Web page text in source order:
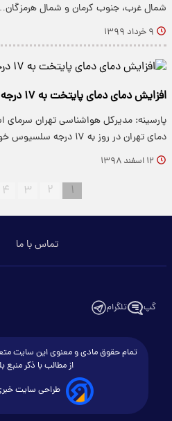
شمال غرب، جنوب کرمان و شمال
۹ خرداد ۱۳۹۹
افزایش دمای دمای پایتخت به ۱۷ درجه می‌رسد
پارسینه: مدیرکل هواشناسی تهران سرمای
دمای تهران در روز به ۱۷ درجه سلسیوس خواهد رسید.
۱۲ اسفند ۱۳۹۸
۱ ۲ ۳ ۴
تماس با ما
گپ تلگرام
تمام حقوق مادی و معنوی این سایت
از مطالب با ذکر منبع
طراحی سایت